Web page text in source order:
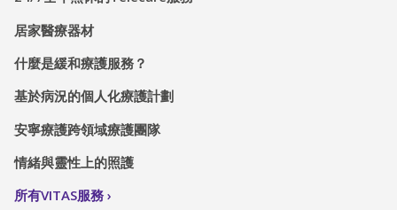
居家醫療器材
什麼是緩和療護服務？
基於病況的個人化療護計劃
安寧療護跨領域療護團隊
情緒與靈性上的照護
所有VITAS服務